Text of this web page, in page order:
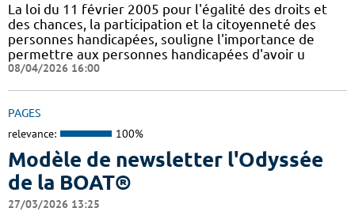
La loi du 11 février 2005 pour l'égalité des droits et
des chances, la participation et la citoyenneté des
personnes handicapées, souligne l'importance de
permettre aux personnes handicapées d'avoir u
08/04/2026 16:00
PAGES
relevance: 100%
Modèle de newsletter l'Odyssée
de la BOAT®
27/03/2026 13:25